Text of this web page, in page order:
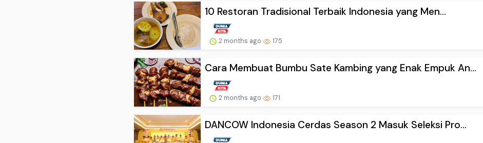
10 Restoran Tradisional Terbaik Indonesia yang Men...
2 months ago 175
Cara Membuat Bumbu Sate Kambing yang Enak Empuk An...
2 months ago 171
DANCOW Indonesia Cerdas Season 2 Masuk Seleksi Pro...